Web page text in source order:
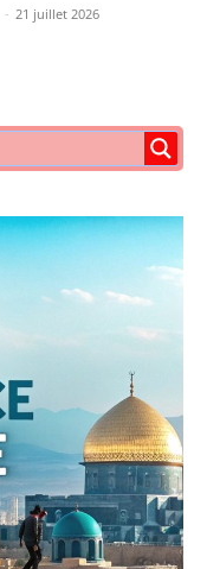
- 21 juillet 2026